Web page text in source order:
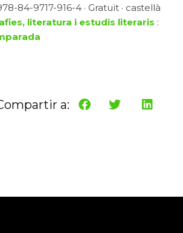
84-9717-916-4 · Gratuït · castellà
literatura i estudis literaris :
a: